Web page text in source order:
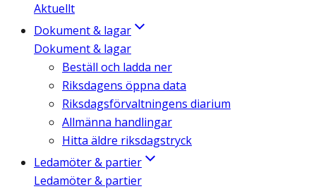
Aktuellt
Dokument & lagar
Dokument & lagar
Beställ och ladda ner
Riksdagens öppna data
Riksdagsförvaltningens diarium
Allmänna handlingar
Hitta äldre riksdagstryck
Ledamöter & partier
Ledamöter & partier